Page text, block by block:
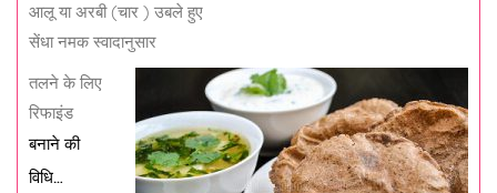
आलू या अरबी (चार ) उबले हुए
सेंधा नमक स्वादानुसार
तलने के लिए
रिफाइंड
बनाने की
विधि…